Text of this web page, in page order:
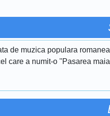
de muzica populara
care a numit-o ''Pasarea